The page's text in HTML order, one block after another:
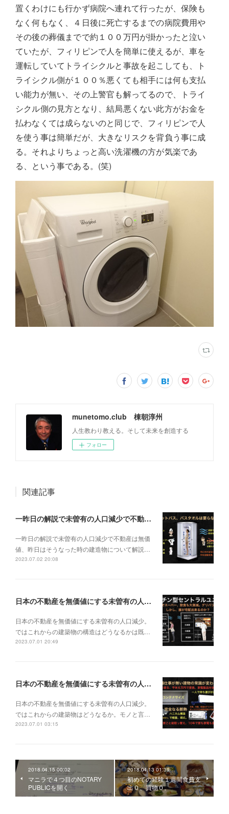
置くわけにも行かず病院へ連れて行ったが、保険も
なく何もなく、４日後に死亡するまでの病院費用や
その後の葬儀までで約１００万円が掛かったと泣い
ていたが、フィリピンで人を簡単に使えるが、車を
運転していてトライシクルと事故を起こしても、ト
ライシクル側が１００％悪くても相手には何も支払
い能力が無い、その上警官も解ってるので、トライ
シクル側の見方となり、結局悪くない此方がお金を
払わなくては成らないのと同じで、フィリピンで人
を使う事は簡単だが、大きなリスクを背負う事に成
る。それよりちょっと高い洗濯機の方が気楽であ
る、という事である。(笑)
munetomo.club 棟朝淳州
人生教わり教える。そして未来を創造する
フォロー
関連記事
一昨日の解説で未曽有の人口減少で不動産は無価値、昨日はそうなった時の建造物について解説、今日からはその設備について解説をして行く。
一昨日の解説で未曽有の人口減少で不動産は無価
値、昨日はそうなった時の建造物について解説…
2023.07.02 20:08
日本の不動産を無価値にする未曽有の人口減少。ではこれからの建築物の構造はどうなるかは既に解説した。今はその内部の内容。その1
日本の不動産を無価値にする未曽有の人口減少。
ではこれからの建築物の構造はどうなるかは既…
2023.07.01 20:49
日本の不動産を無価値にする未曽有の人口減少。ではこれからの建築物はどうなるか。
日本の不動産を無価値にする未曽有の人口減少。
ではこれからの建築物はどうなるか。モノと言…
2023.07.01 03:15
2018.04.15 00:02
マニラで４つ目のNOTARY
PUBLICを開く
2018.04.13 01:39
初めての経験１週間食費支
出０、買物０。